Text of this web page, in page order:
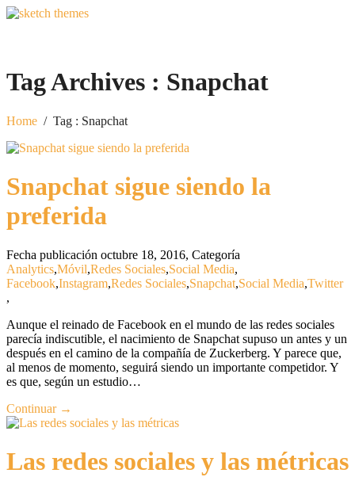
Tag Archives : Snapchat
Home / Tag : Snapchat
Snapchat sigue siendo la
preferida
Fecha publicación octubre 18, 2016, Categoría
Analytics,Móvil,Redes Sociales,Social Media,
Facebook,Instagram,Redes Sociales,Snapchat,Social Media,Twitter
,
Aunque el reinado de Facebook en el mundo de las redes sociales
parecía indiscutible, el nacimiento de Snapchat supuso un antes y un
después en el camino de la compañía de Zuckerberg. Y parece que,
al menos de momento, seguirá siendo un importante competidor. Y
es que, según un estudio…
Continuar →
Las redes sociales y las métricas